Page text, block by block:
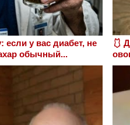
у вас диабет, не
обычный...
🩱